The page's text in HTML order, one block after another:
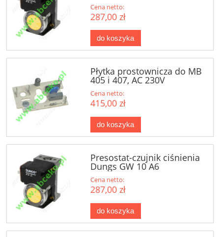
Cena netto:
287,00 zł
do koszyka
Płytka prostownicza do MB
405 i 407, AC 230V
Cena netto:
415,00 zł
do koszyka
Presostat-czujnik ciśnienia
Dungs GW 10 A6
Cena netto:
287,00 zł
do koszyka